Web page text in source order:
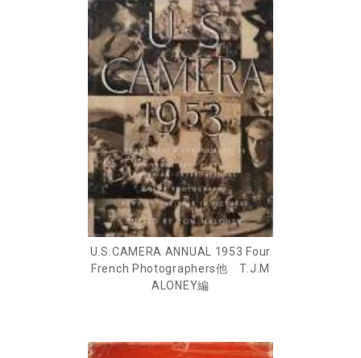
U.S.CAMERA ANNUAL 1953 Four
French Photographers他 T.J.M
ALONEY編